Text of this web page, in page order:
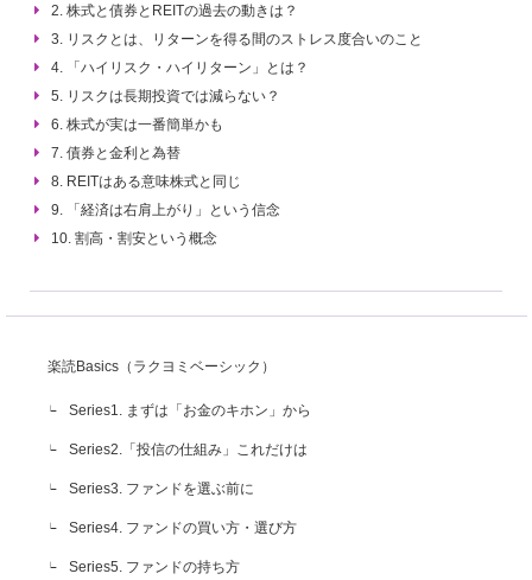
2. 株式と債券とREITの過去の動きは？
3. リスクとは、リターンを得る間のストレス度合いのこと
4. 「ハイリスク・ハイリターン」とは？
5. リスクは長期投資では減らない？
6. 株式が実は一番簡単かも
7. 債券と金利と為替
8. REITはある意味株式と同じ
9. 「経済は右肩上がり」という信念
10. 割高・割安という概念
楽読Basics（ラクヨミベーシック）
Series1. まずは「お金のキホン」から
Series2.「投信の仕組み」これだけは
Series3. ファンドを選ぶ前に
Series4. ファンドの買い方・選び方
Series5. ファンドの持ち方